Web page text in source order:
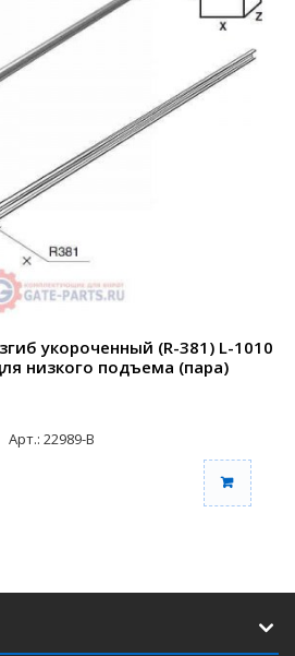
укороченный (R-381) L-1010
низкого подъема (пара)
Арт.: 22989-B